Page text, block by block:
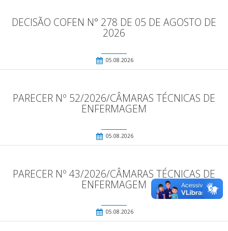
DECISÃO COFEN N° 278 DE 05 DE AGOSTO DE
2026
05.08.2026
PARECER Nº 52/2026/CÂMARAS TÉCNICAS DE
ENFERMAGEM
05.08.2026
PARECER Nº 43/2026/CÂMARAS TÉCNICAS DE
ENFERMAGEM
05.08.2026